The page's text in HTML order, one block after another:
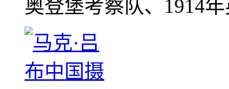
奥登堡考察队、1914